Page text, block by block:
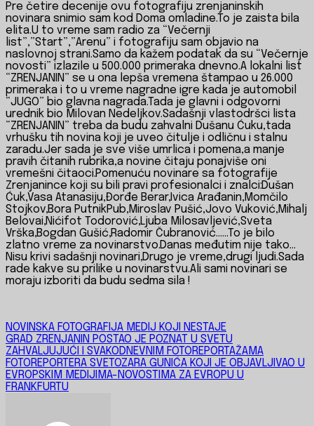
Pre četire decenije ovu fotografiju zrenjaninskih
novinara snimio sam kod Doma omladine.To je zaista bila
elita.U to vreme sam radio za “Večernji
list”,”Start”,”Arenu” i fotografiju sam objavio na
naslovnoj strani.Samo da kažem podatak da su “Večernje
novosti” izlazile u 500.000 primeraka dnevno.A lokalni list
“ZRENJANIN” se u ona lepša vremena štampao u 26.000
primeraka i to u vreme nagradne igre kada je automobil
“JUGO” bio glavna nagrada.Tada je glavni i odgovorni
urednik bio Milovan Nedeljkov.Sadašnji vlastodršci lista
“ZRENJANIN” treba da budu zahvalni Dušanu Ćuku,tada
vrhušku tih novina koji je uveo čitulje i odličnu i stalnu
zaradu.Jer sada je sve više umrlica i pomena,a manje
pravih čitanih rubrika,a novine čitaju ponajviše oni
vremešni čitaoci.Pomenuću novinare sa fotografije
Zrenjanince koji su bili pravi profesionalci i znalci:Dušan
Ćuk,Vasa Atanasiju,Đorđe Berar,Ivica Arađanin,Momčilo
Stojkov,Bora PutnikPub,Miroslav Pušić,Jovo Vuković,Mihalj
Belovai,Nićifot Todorović,Ljuba Milosavljević,Sveta
Vrška,Bogdan Gušić,Radomir Čubranović……To je bilo
zlatno vreme za novinarstvo.Danas međutim nije tako…
Nisu krivi sadašnji novinari,Drugo je vreme,drugi ljudi.Sada
rade kakve su prilike u novinarstvu.Ali sami novinari se
moraju izboriti da budu sedma sila !
Navigacija
članaka
NOVINSKA FOTOGRAFIJA MEDIJ KOJI NESTAJE
GRAD ZRENJANIN POSTAO JE POZNAT U SVETU
ZAHVALJUJUĆI I SVAKODNEVNIM FOTOREPORTAŽAMA
FOTOREPORTERA SVETOZARA GUNIĆA KOJI JE OBJAVLJIVAO U
EVROPSKIM MEDIJIMA-NOVOSTIMA ZA EVROPU U
FRANKFURTU